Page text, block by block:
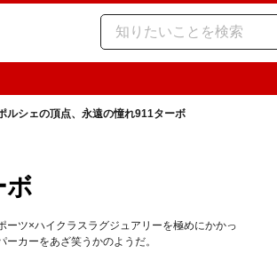
ルシェの頂点、永遠の憧れ911ターボ
ボ
ーツ×ハイクラスラグジュアリーを極めにかかっ
カーをあざ笑うかのようだ。